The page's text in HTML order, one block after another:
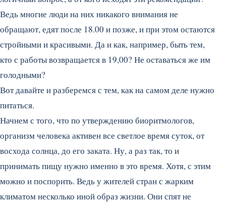
Ведь многие люди на них никакого внимания не
обращают, едят после 18.00 и позже, и при этом остаются
стройными и красивыми. Да и как, например, быть тем,
кто с работы возвращается в 19,00? Не оставаться же им
голодными?
Вот давайте и разберемся с тем, как на самом деле нужно
питаться.
Начнем с того, что по утверждению биоритмологов,
организм человека активен все светлое время суток, от
восхода солнца, до его заката. Ну, а раз так, то и
принимать пищу нужно именно в это время. Хотя, с этим
можно и поспорить. Ведь у жителей стран с жарким
климатом несколько иной образ жизни. Они спят не